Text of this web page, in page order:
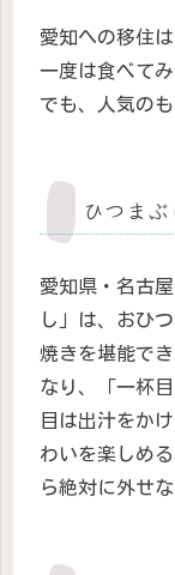
愛知への移住
一度は食べて
でも、人気の
ひつまぶ
愛知県・名古
し」は、おひ
焼きを堪能で
なり、「一杯
目は出汁をか
わいを楽しめ
ら絶対に外せ